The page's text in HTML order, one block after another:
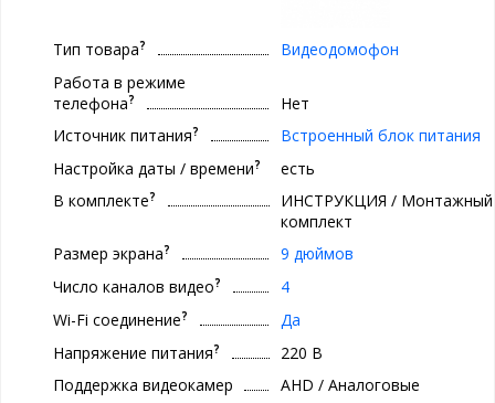
Тип товара?
Видеодомофон
Работа в режиме
телефона?
Нет
Источник питания?
Встроенный блок питания
Настройка даты / времени?
есть
В комплекте?
ИНСТРУКЦИЯ / Монтажный
комплект
Размер экрана?
9 дюймов
Число каналов видео?
4
Wi-Fi соединение?
Да
Напряжение питания?
220 В
Поддержка видеокамер
AHD / Аналоговые